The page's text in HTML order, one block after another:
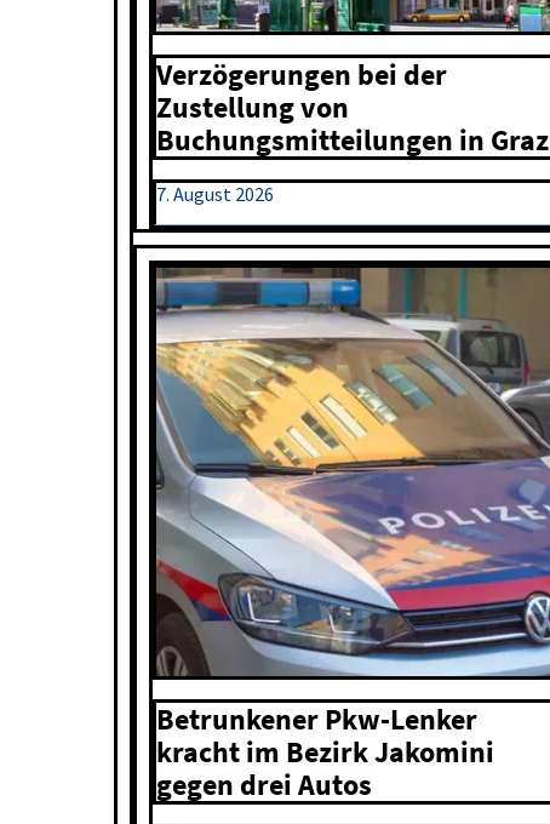
Verzögerungen bei der
Zustellung von
Buchungsmitteilungen in Graz
7. August 2026
Betrunkener Pkw-Lenker
kracht im Bezirk Jakomini
gegen drei Autos